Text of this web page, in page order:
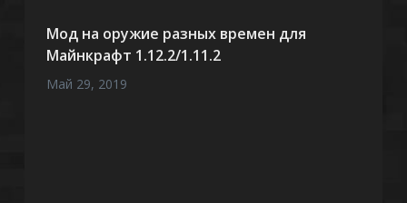
Мод на оружие разных времен для
Майнкрафт 1.12.2/1.11.2
Май 29, 2019